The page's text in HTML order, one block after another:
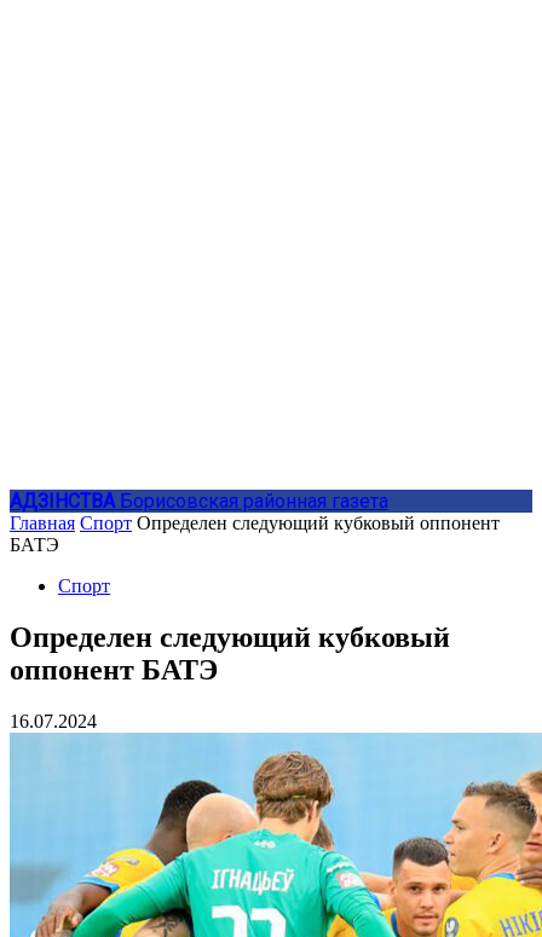
АДЗIНСТВА Борисовская районная газета
Главная Спорт Определен следующий кубковый оппонент
БАТЭ
Спорт
Определен следующий кубковый
оппонент БАТЭ
16.07.2024